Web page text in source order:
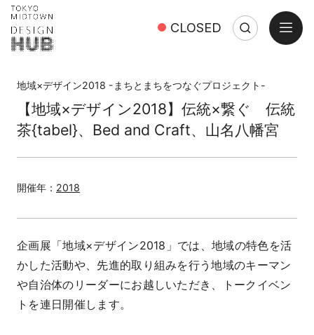
CLOSED SearchSearch:
Close
open
地域×デザイン2018 -まちとまちをつなぐプロジェクト-
【地域×デザイン2018】伝統×繋ぐ 伝統
茶{tabel}、Bed and Craft、山名八幡宮
開催年： 2018
企画展「地域×デザイン2018」では、地域の特色を活
かした活動や、先進的取り組みを行う地域のキーマン
や自治体のリーダーにお越しいただき、トークイベン
トを連日開催します。